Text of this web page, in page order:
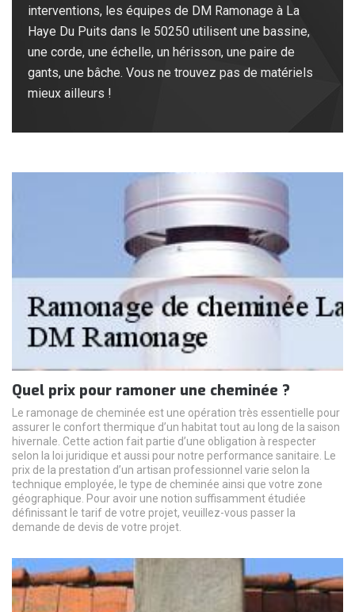
interventions, les équipes de DM Ramonage à La
Haye Du Puits dans le 50250 utilisent une bassine,
une corde, une échelle, un hérisson, une paire de
gants, une bâche. Vous ne trouvez pas de matériels
mieux ailleurs !
Quel prix pour ramoner une cheminée ?
Le ramonage de cheminée est une opération très essentielle pour
assurer le confort thermique d’un habitat tout au long de la saison
hivernale. Cette action fait partie d’une obligation à respecter
selon la loi juridique et aussi pour notre performance sanitaire. Le
prix de la prestation d’un artisan professionnel varie selon la
technique employée, le type de cheminée ainsi que votre zone
géographique. Pour avoir une notion suffisamment étudiée
définissant le tarif de votre projet, veuillez-vous passer la
demande de devis de votre projet.